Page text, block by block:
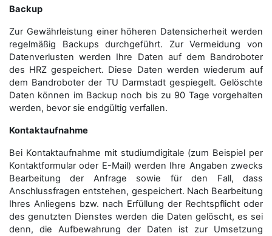
Backup
Zur Gewährleistung einer höheren Datensicherheit werden
regelmäßig Backups durchgeführt. Zur Vermeidung von
Datenverlusten werden Ihre Daten auf dem Bandroboter
des HRZ gespeichert. Diese Daten werden wiederum auf
dem Bandroboter der TU Darmstadt gespiegelt. Gelöschte
Daten können im Backup noch bis zu 90 Tage vorgehalten
werden, bevor sie endgültig verfallen.
Kontaktaufnahme
Bei Kontaktaufnahme mit studiumdigitale (zum Beispiel per
Kontaktformular oder E-Mail) werden Ihre Angaben zwecks
Bearbeitung der Anfrage sowie für den Fall, dass
Anschluss­fragen entstehen, gespeichert. Nach Bearbeitung
Ihres Anliegens bzw. nach Erfüllung der Rechtspflicht oder
des genutzten Dienstes werden die Daten gelöscht, es sei
denn, die Aufbewahrung der Daten ist zur Umsetzung